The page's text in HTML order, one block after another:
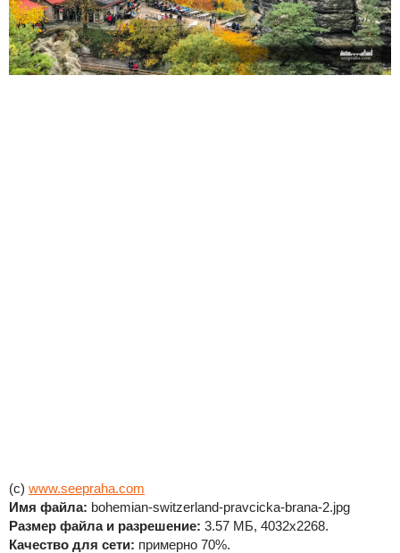
(c) www.seepraha.com
Имя файла: bohemian-switzerland-pravcicka-brana-2.jpg
Размер файла и разрешение: 3.57 МБ, 4032x2268.
Качество для сети: примерно 70%.